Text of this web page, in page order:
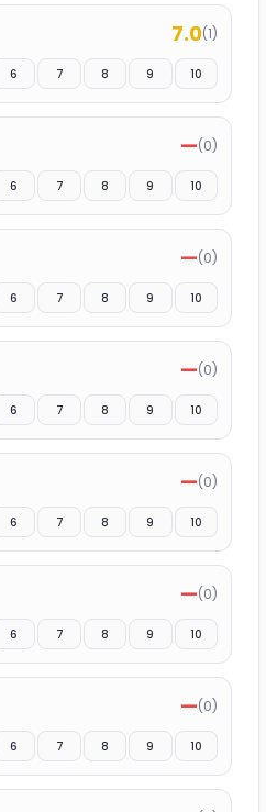
7.0(1)
6 7 8 9 10
—(0)
6 7 8 9 10
—(0)
6 7 8 9 10
—(0)
6 7 8 9 10
—(0)
6 7 8 9 10
—(0)
6 7 8 9 10
—(0)
6 7 8 9 10